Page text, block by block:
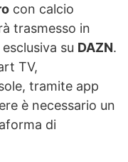
con calcio
trasmesso in
esclusiva su DAZN.
TV,
tramite app
è necessario un
di